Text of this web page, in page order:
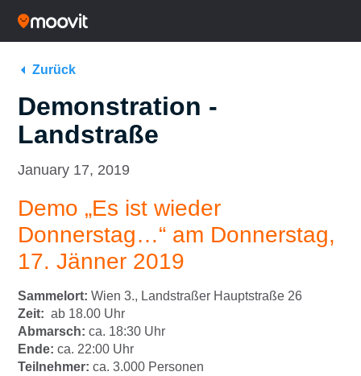
Zurück
Demonstration -
Landstraße
January 17, 2019
Demo „Es ist wieder
Donnerstag…“ am Donnerstag,
17. Jänner 2019
Sammelort: Wien 3., Landstraßer Hauptstraße 26
Zeit: ab 18.00 Uhr
Abmarsch: ca. 18:30 Uhr
Ende: ca. 22:00 Uhr
Teilnehmer: ca. 3.000 Personen